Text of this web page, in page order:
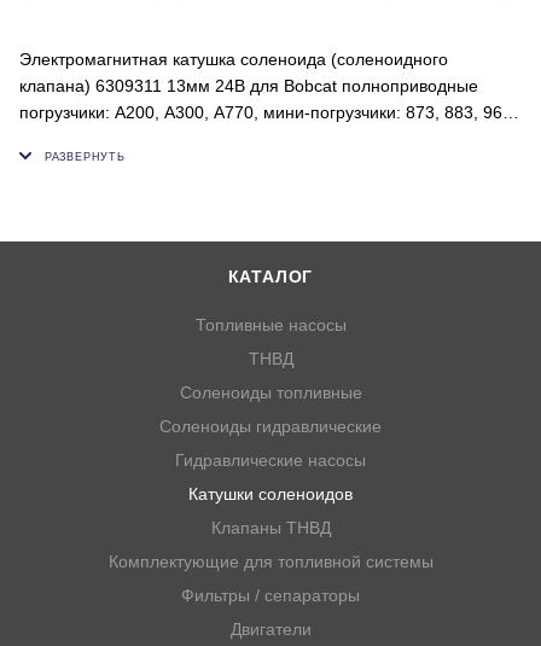
Электромагнитная катушка соленоида (соленоидного
клапана) 6309311 13мм 24В для Bobcat полноприводные
погрузчики: A200, A300, A770, мини-погрузчики: 873, 883, 963,
S450, S510, S530, S550, S570, S510, S530, С550, С570, С590,
T190, T200, T250, T300, T320, T450, T550, T590, T595, T630,
T650, T740, T750, T770, T850 \
Внутренний диаметр, мм: 13;
ОЕМ: 6671025, 6309311, 6309312, 6675559, NSH046
КАТАЛОГ
Топливные насосы
ТНВД
Соленоиды топливные
Соленоиды гидравлические
Гидравлические насосы
Катушки соленоидов
Клапаны ТНВД
Комплектующие для топливной системы
Фильтры / сепараторы
Двигатели